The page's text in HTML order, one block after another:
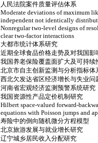
人民法院案件质量评估体系
Moderate deviations of maximum
independent not identically
Nonregular two-level designs of
clear two-factor interactions
大都市统计体系研究
近期全球食品价格走势及对我国影
我国养老保险覆盖面扩大及可持续
北京市自主创新监测与分析指标体
西北欠发达省区经济增长与失业问
河南省宏观经济监测预警系统研究
我国资源性产品定价机制研究
Hilbert space-valued forward-
equations with Poisson jumps and
寿险中的倒向随机微分方程模型
北京旅游发展与就业增长研究
辽宁城乡居民收入分配研究